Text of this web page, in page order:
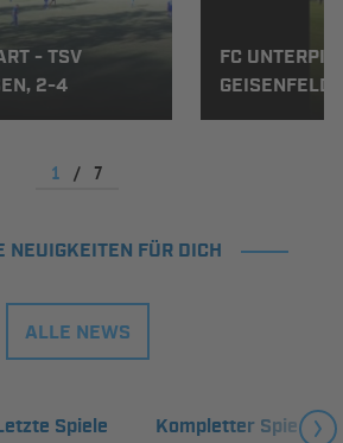
- TSV
2-4
FC
GEISENFELD
1 / 7
NEUIGKEITEN FÜR DICH
ALLE NEWS
Spiele Kompletter Spielplan